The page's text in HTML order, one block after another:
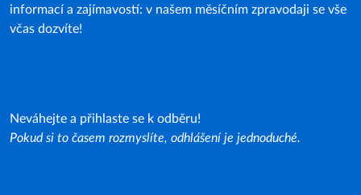
informací a zajímavostí: v našem měsíčním zpravodaji se vše
včas dozvíte!
Neváhejte a přihlaste se k odběru!
Pokud si to časem rozmyslíte, odhlášení je jednoduché.